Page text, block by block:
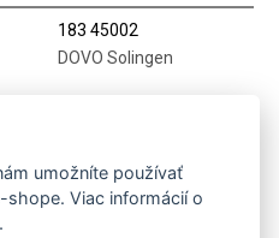
183 45002
DOVO Solingen
k tomu
umožníte používať
Viac informácií o
.